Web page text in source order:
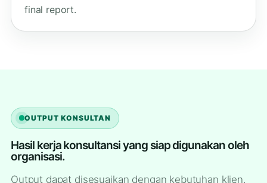
final report.
OUTPUT KONSULTAN
Hasil kerja konsultansi yang siap digunakan oleh
organisasi.
Output dapat disesuaikan dengan kebutuhan klien,